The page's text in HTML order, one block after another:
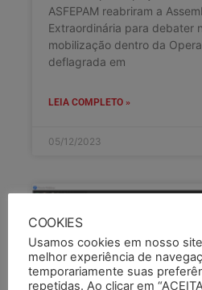
ASFEPAM reabriram a
Extraordinária para debater
mobilização dentro da
deflagrada em
LEIA COMPLETO »
05/12/2023
COOKIES
Usamos cookies em nosso
melhor experiência de
temporariamente suas
repetidas. Ao clicar em